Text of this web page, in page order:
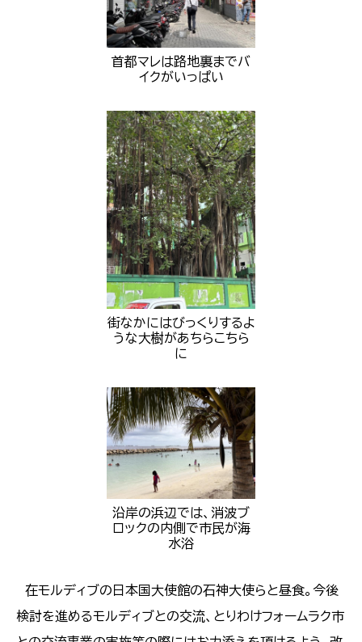
首都マレは路地裏までバ
イクがいっぱい
街なかにはびっくりするよ
うな大樹があちらこちら
に
沿岸の浜辺では、消波ブ
ロックの内側で市民が海
水浴
在モルディブの日本国大使館の石神大使らと昼食。今後
検討を進めるモルディブとの交流、とりわけフォームラク市